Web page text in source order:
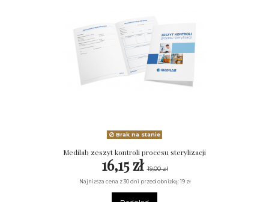
Brak na stanie
Medilab zeszyt kontroli procesu sterylizacji
16,15 zł19,00 zł
Najniższa cena z 30 dni przed obniżką: 19 zł